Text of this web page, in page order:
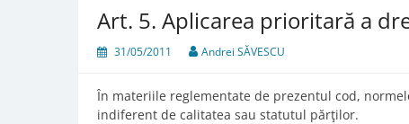
Art. 5. Aplicarea prioritară a
31/05/2011 Andrei SĂVESCU
În materiile reglementate de prezentul cod,
indiferent de calitatea sau statutul părţilor.